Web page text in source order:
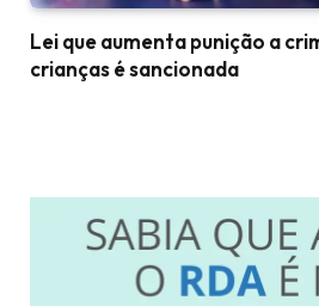
Lei que aumenta punição a
crianças é sancionada